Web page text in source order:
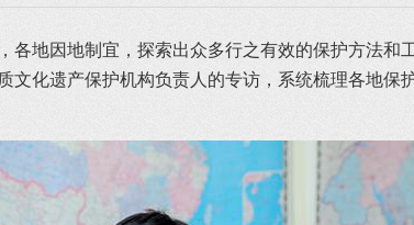
各地因地制宜，探索出众多行之有效的保护方法
文化遗产保护机构负责人的专访，系统梳理各地